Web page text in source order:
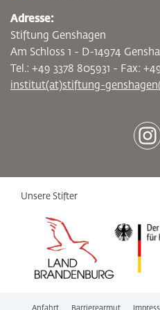
[socialLinksTitle]
Adresse:
Stiftung Genshagen
Am Schloss 1 - D-14974
Tel.: +49 3378 805931 - Fax:
institut(at)stiftung-
Unsere Stifter
Anfahrt Barrierearmut